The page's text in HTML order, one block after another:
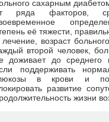
сахарным
ряда факторов,
её тяжести,
лечение, возраст
второй человек,
доживает до среднего
поддерживать
в крови и по
развитие
жизни